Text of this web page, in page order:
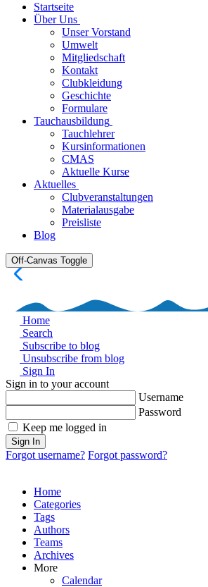
Startseite
Über Uns
Unser Vorstand
Umwelt
Mitgliedschaft
Kontakt
Clubkleidung
Geschichte
Formulare
Tauchausbildung
Tauchlehrer
Kursinformationen
CMAS
Aktuelle Kurse
Aktuelles
Clubveranstaltungen
Materialausgabe
Preisliste
Blog
Off-Canvas Toggle
Home
Search
Subscribe to blog
Unsubscribe from blog
Sign In
Sign in to your account
Username
Password
Keep me logged in
Sign In
Forgot username? Forgot password?
Home
Categories
Tags
Authors
Teams
Archives
More
Calendar